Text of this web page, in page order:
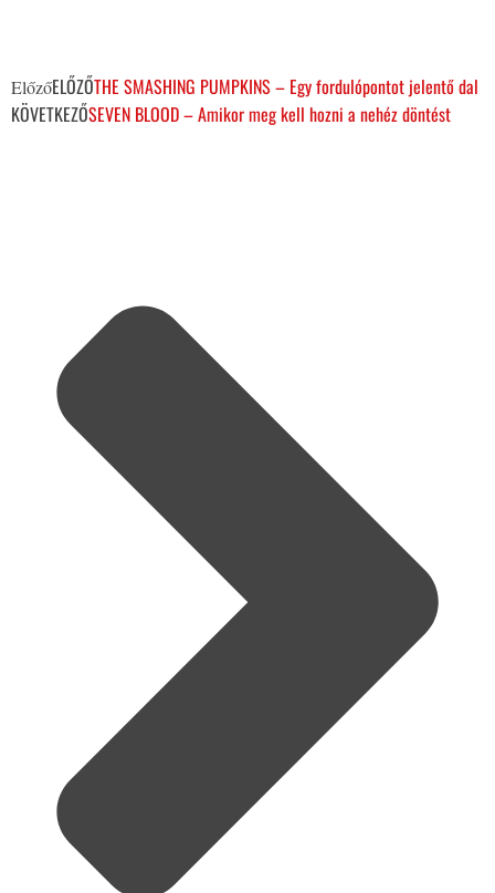
ElőzőELŐZŐTHE SMASHING PUMPKINS – Egy fordulópontot jelentő dal
KÖVETKEZŐSEVEN BLOOD – Amikor meg kell hozni a nehéz döntést